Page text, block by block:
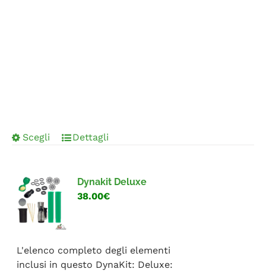
Scegli Dettagli
Dynakit Deluxe
38.00€
L'elenco completo degli elementi
inclusi in questo DynaKit: Deluxe: